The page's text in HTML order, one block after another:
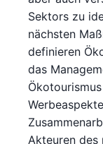
Sektors zu
nächsten
definieren
das
Akteuren des